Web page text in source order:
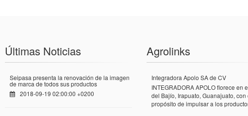
Últimas Noticias
Seipasa presenta la renovación de la imagen
de marca de todos sus productos
2018-09-19 02:00:00 +0200
Agrolinks
Integradora Apolo SA de CV
INTEGRADORA APOLO florece en
del Bajío, Irapuato, Guanajuato, con
propósito de impulsar a los